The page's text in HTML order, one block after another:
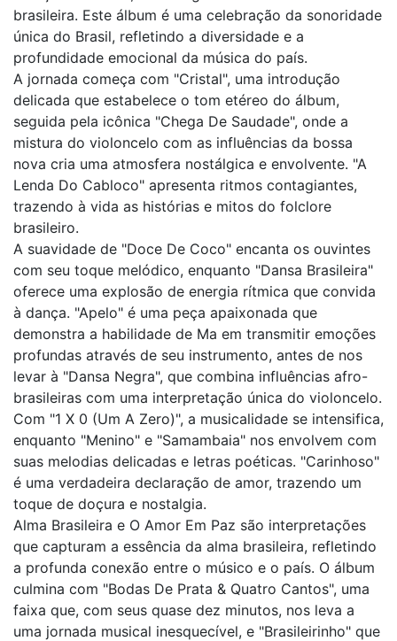
brasileira. Este álbum é uma celebração da sonoridade
única do Brasil, refletindo a diversidade e a
profundidade emocional da música do país.
A jornada começa com "Cristal", uma introdução
delicada que estabelece o tom etéreo do álbum,
seguida pela icônica "Chega De Saudade", onde a
mistura do violoncelo com as influências da bossa
nova cria uma atmosfera nostálgica e envolvente. "A
Lenda Do Cabloco" apresenta ritmos contagiantes,
trazendo à vida as histórias e mitos do folclore
brasileiro.
A suavidade de "Doce De Coco" encanta os ouvintes
com seu toque melódico, enquanto "Dansa Brasileira"
oferece uma explosão de energia rítmica que convida
à dança. "Apelo" é uma peça apaixonada que
demonstra a habilidade de Ma em transmitir emoções
profundas através de seu instrumento, antes de nos
levar à "Dansa Negra", que combina influências afro-
brasileiras com uma interpretação única do violoncelo.
Com "1 X 0 (Um A Zero)", a musicalidade se intensifica,
enquanto "Menino" e "Samambaia" nos envolvem com
suas melodias delicadas e letras poéticas. "Carinhoso"
é uma verdadeira declaração de amor, trazendo um
toque de doçura e nostalgia.
Alma Brasileira e O Amor Em Paz são interpretações
que capturam a essência da alma brasileira, refletindo
a profunda conexão entre o músico e o país. O álbum
culmina com "Bodas De Prata & Quatro Cantos", uma
faixa que, com seus quase dez minutos, nos leva a
uma jornada musical inesquecível, e "Brasileirinho" que